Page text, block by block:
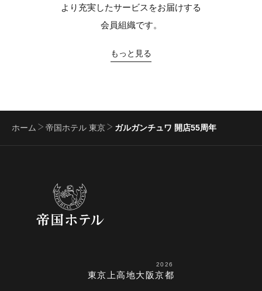
より充実したサービスをお届けする
会員組織です。
もっと見る
ホーム 帝国ホテル 東京 ガルガンチュワ 開店55周年
東京 上高地大阪
2026
京都